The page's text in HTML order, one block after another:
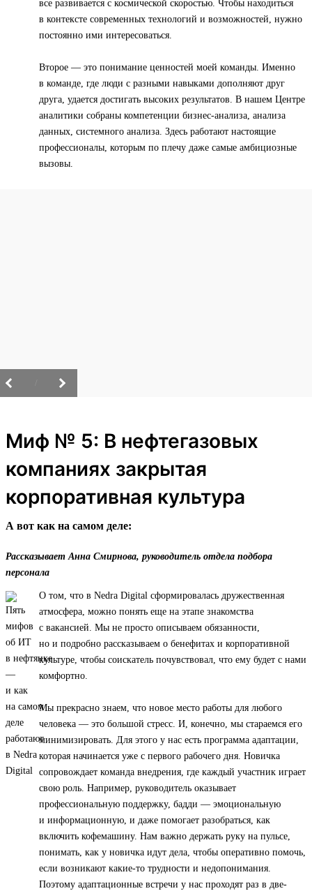
все развивается с космической скоростью. Чтобы находиться
в контексте современных технологий и возможностей, нужно
постоянно ими интересоваться.
Второе — это понимание ценностей моей команды. Именно
в команде, где люди с разными навыками дополняют друг
друга, удается достигать высоких результатов. В нашем Центре
аналитики собраны компетенции бизнес-анализа, анализа
данных, системного анализа. Здесь работают настоящие
профессионалы, которым по плечу даже самые амбициозные
вызовы.
Миф № 5: В нефтегазовых
компаниях закрытая
корпоративная культура
А вот как на самом деле:
Рассказывает Анна Смирнова, руководитель отдела подбора
персонала
О том, что в Nedra Digital сформировалась дружественная
атмосфера, можно понять еще на этапе знакомства
с вакансией. Мы не просто описываем обязанности,
но и подробно рассказываем о бенефитах и корпоративной
культуре, чтобы соискатель почувствовал, что ему будет с нами
комфортно.
Мы прекрасно знаем, что новое место работы для любого
человека — это большой стресс. И, конечно, мы стараемся его
минимизировать. Для этого у нас есть программа адаптации,
которая начинается уже с первого рабочего дня. Новичка
сопровождает команда внедрения, где каждый участник играет
свою роль. Например, руководитель оказывает
профессиональную поддержку, бадди — эмоциональную
и информационную, и даже помогает разобраться, как
включить кофемашину. Нам важно держать руку на пульсе,
понимать, как у новичка идут дела, чтобы оперативно помочь,
если возникают какие-то трудности и недопонимания.
Поэтому адаптационные встречи у нас проходят раз в две-